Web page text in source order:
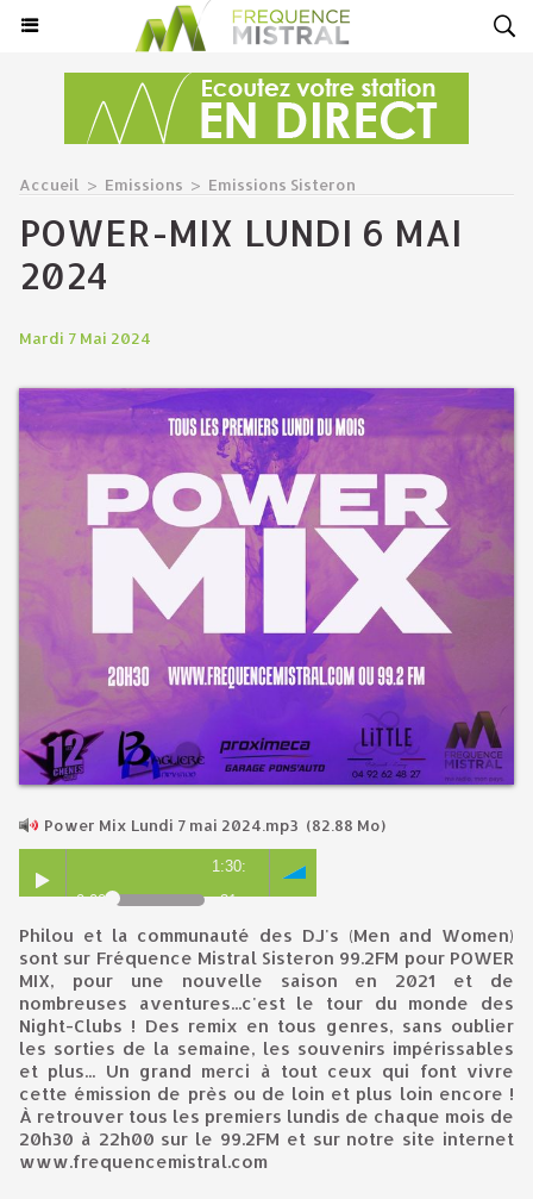
Accueil > Emissions > Emissions Sisteron
POWER-MIX LUNDI 6 MAI
2024
Mardi 7 Mai 2024
Power Mix Lundi 7 mai 2024.mp3 (82.88 Mo)
0:00
1:30:
31
Philou et la communauté des DJ's (Men and Women)
sont sur Fréquence Mistral Sisteron 99.2FM pour POWER
MIX, pour une nouvelle saison en 2021 et de
nombreuses aventures...c'est le tour du monde des
Night-Clubs ! Des remix en tous genres, sans oublier
les sorties de la semaine, les souvenirs impérissables
et plus... Un grand merci à tout ceux qui font vivre
cette émission de près ou de loin et plus loin encore !
À retrouver tous les premiers lundis de chaque mois de
20h30 à 22h00 sur le 99.2FM et sur notre site internet
www.frequencemistral.com